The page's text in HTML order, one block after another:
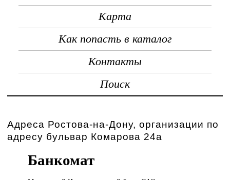
Карта
Как попасть в каталог
Контакты
Поиск
Адреса Ростова-на-Дону, организации по
адресу бульвар Комарова 24а
Банкомат